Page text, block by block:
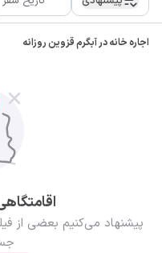
اجاره خانه در آبگرم قزوین روزانه
پیشنهاد می‌کنیم بعضی از